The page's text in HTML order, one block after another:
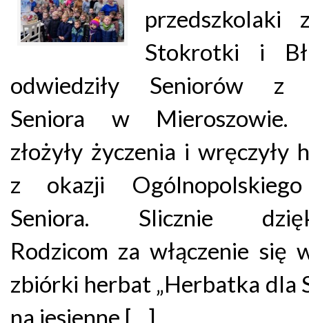
przedszkolaki
Stokrotki i
odwiedziły Seniorów z
Seniora w Mieroszowie.
złożyły życzenia i wręczyły
z okazji
Seniora. Slicznie
Rodzicom za włączenie się
zbiórki herbat „Herbatka dla
na jesienne […]